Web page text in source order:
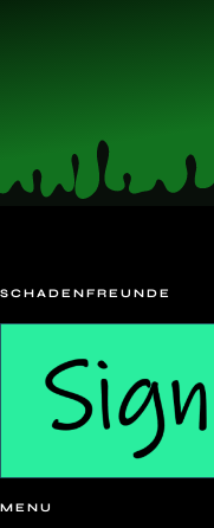
SCHADENFREUNDE
MENU